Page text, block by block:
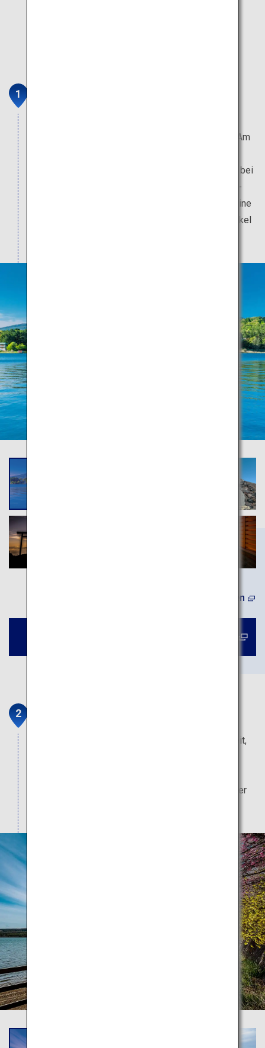
Japans und kann im Sommer bestiegen werden. Am
Sonnenaufgang. Nach der Wanderung können Sie bei
einem Bad in den Thermalquellen des Kawaguchi-
Sees den Blick auf den Berg genießen, der für seine
schön proportionierte Gestalt aus jedem Blickwinkel
(Auf Englisch) Mehr erfahren
Eine Radtour um den See ist eine gute Möglichkeit,
Phänomen „Diamond Fuji“ beobachten, bei dem der